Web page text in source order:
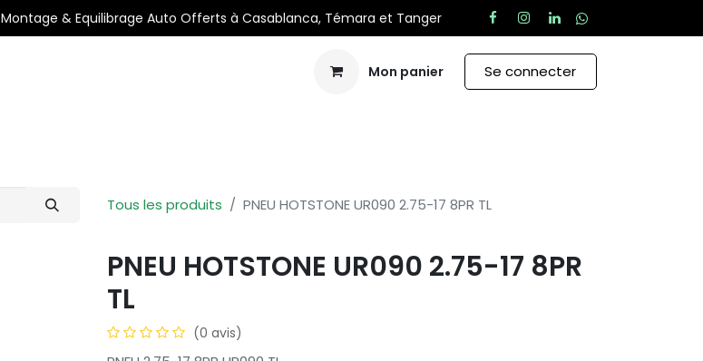
Montage & Equilibrage Auto Offerts à Casablanca, Témara et Tanger
Mon panier Se connecter
Tous les produits PNEU HOTSTONE UR090 2.75-17 8PR TL
PNEU HOTSTONE UR090 2.75-17 8PR
TL
(0 avis)